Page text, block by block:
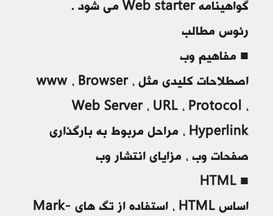
گواهينامه Web starter مي شود .
رئوس مطالب
■ مفاهیم وب
اصطلاحات کلیدی مثل www ، Browser ،
Web Server ، URL ، Protocol ،
Hyperlink ، مراحل مربوط به بارگذاری
صفحات وب ، مزایای انتشار وب
■ HTML
اساس HTML ، استفاده از تگ های Mark-